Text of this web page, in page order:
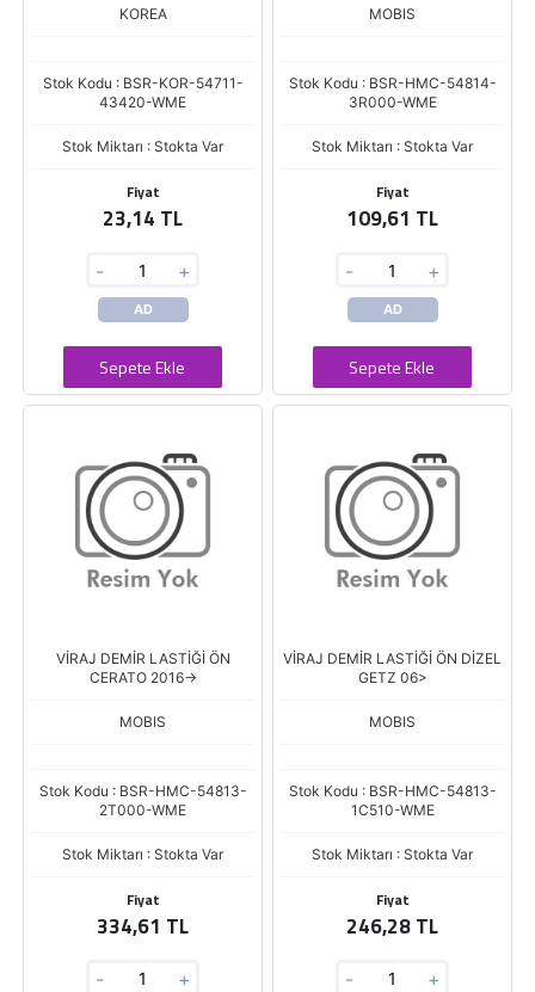
KOREA
Stok Kodu : BSR-KOR-54711-
43420-WME
Stok Miktarı : Stokta Var
Fiyat
23,14 TL
- +
AD
Sepete Ekle
MOBIS
Stok Kodu : BSR-HMC-54814-
3R000-WME
Stok Miktarı : Stokta Var
Fiyat
109,61 TL
- +
AD
Sepete Ekle
VİRAJ DEMİR LASTİĞİ ÖN
CERATO 2016->
MOBIS
Stok Kodu : BSR-HMC-54813-
2T000-WME
Stok Miktarı : Stokta Var
Fiyat
334,61 TL
- +
VİRAJ DEMİR LASTİĞİ ÖN DİZEL
GETZ 06>
MOBIS
Stok Kodu : BSR-HMC-54813-
1C510-WME
Stok Miktarı : Stokta Var
Fiyat
246,28 TL
- +